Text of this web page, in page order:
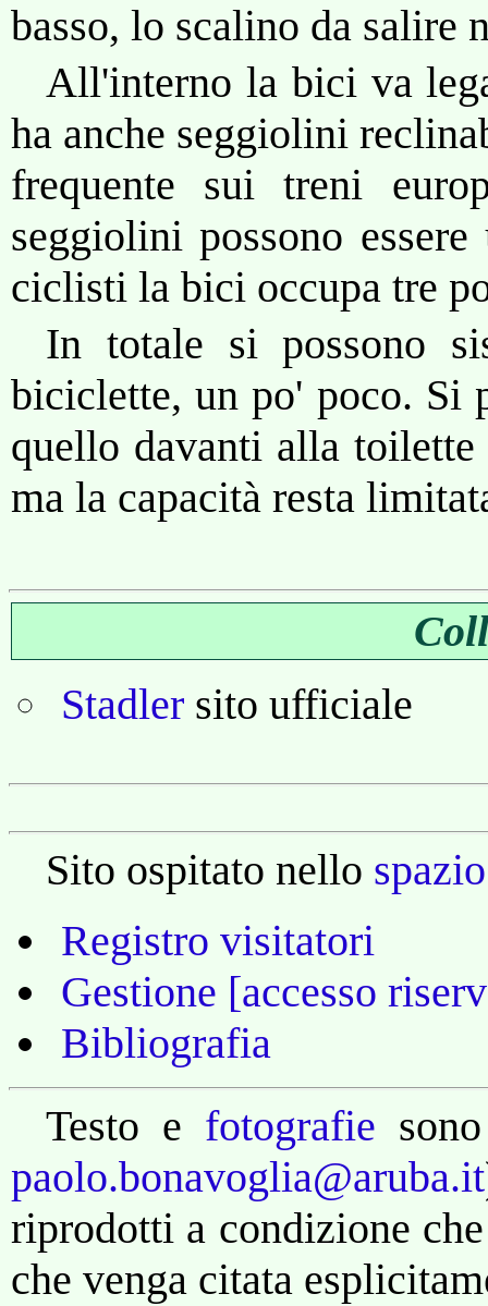
basso, lo scalino da salire
All'interno la bici va
ha anche seggiolini
frequente sui treni
seggiolini possono
ciclisti la bici occupa tre
In totale si possono
biciclette, un po' poco. Si
quello davanti alla
ma la capacità resta
Stadler sito ufficiale
Sito ospitato nello
Registro visitatori
Gestione [accesso
Bibliografia
Testo e fotografie
paolo.bonavoglia@aruba.it
riprodotti a condizione
che venga citata